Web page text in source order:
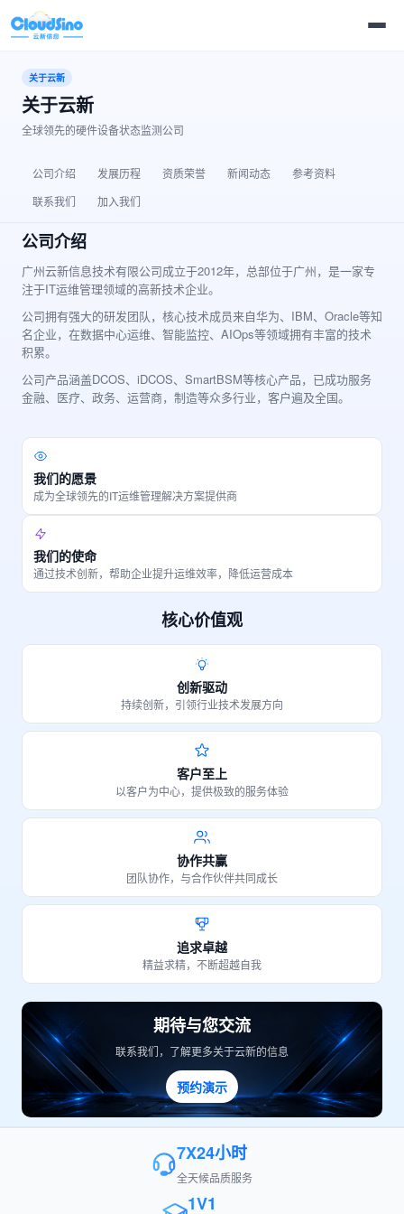
关于云新
关于云新
全球领先的硬件设备状态监测公司
公司介绍 发展历程 资质荣誉 新闻动态
参考资料
联系我们
加入我们
公司介绍
广州云新信息技术有限公司成立于2012年，总部位于广州，是一家专
注于IT运维管理领域的高新技术企业。
公司拥有强大的研发团队，核心技术成员来自华为、IBM、Oracle等知
名企业，在数据中心运维、智能监控、AIOps等领域拥有丰富的技术
积累。
公司产品涵盖DCOS、iDCOS、SmartBSM等核心产品，已成功服务
金融、医疗、政务、运营商，制造等众多行业，客户遍及全国。
我们的愿景
成为全球领先的IT运维管理解决方案提供商
我们的使命
通过技术创新，帮助企业提升运维效率，降低运营成本
核心价值观
创新驱动
持续创新，引领行业技术发展方向
客户至上
以客户为中心，提供极致的服务体验
协作共赢
团队协作，与合作伙伴共同成长
追求卓越
精益求精，不断超越自我
期待与您交流
联系我们，了解更多关于云新的信息
预约演示
7X24小时
全天候品质服务
1V1